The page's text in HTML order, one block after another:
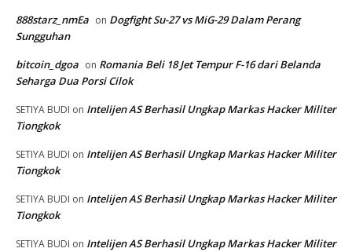
888starz_nmEa on Dogfight Su-27 vs MiG-29 Dalam Perang
Sungguhan
bitcoin_dgoa on Romania Beli 18 Jet Tempur F-16 dari Belanda
Seharga Dua Porsi Cilok
SETIYA BUDI on Intelijen AS Berhasil Ungkap Markas Hacker Militer
Tiongkok
SETIYA BUDI on Intelijen AS Berhasil Ungkap Markas Hacker Militer
Tiongkok
SETIYA BUDI on Intelijen AS Berhasil Ungkap Markas Hacker Militer
Tiongkok
SETIYA BUDI on Intelijen AS Berhasil Ungkap Markas Hacker Militer